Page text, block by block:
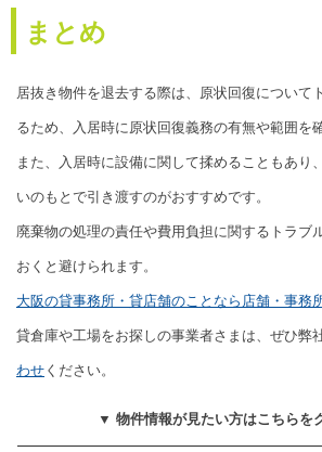
まとめ
居抜き物件を退去する際は、原状回復について
るため、入居時に原状回復義務の有無や範囲を
また、入居時に設備に関して揉めることもあり
いのもとで引き渡すのがおすすめです。
廃棄物の処理の責任や費用負担に関するトラブ
おくと避けられます。
大阪の貸事務所・貸店舗のことなら店舗・事務
貸倉庫や工場をお探しの事業者さまは、ぜひ弊
わせ ください。
▼ 物件情報が見たい方はこちらを